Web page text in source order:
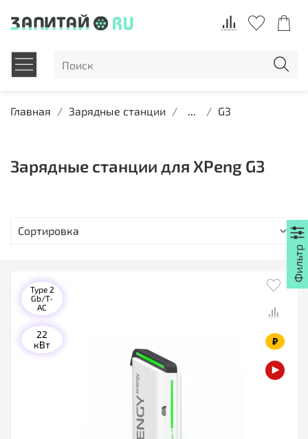
Главная Зарядные станции ... G3
Зарядные станции для XPeng G3
₽
Type 2
Gb/T-
AC
22
кВт